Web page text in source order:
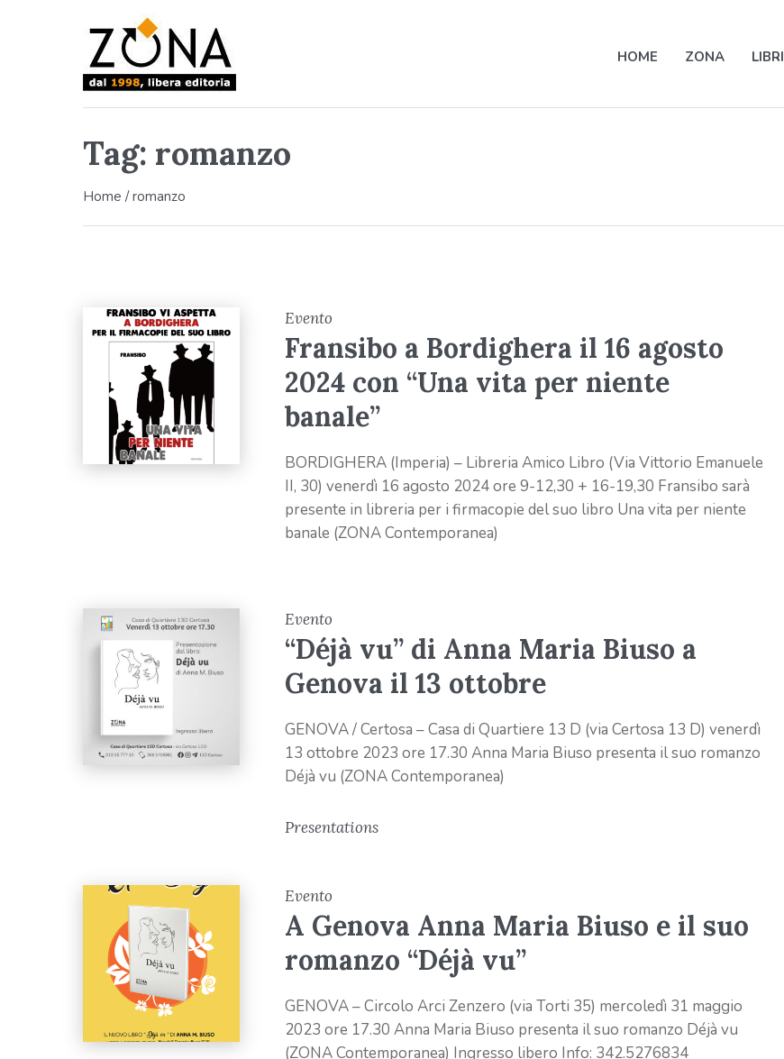
HOME ZONA LIBRI
Tag: romanzo
Home /romanzo
Evento
Fransibo a Bordighera il 16 agosto
2024 con “Una vita per niente
banale”
BORDIGHERA (Imperia) – Libreria Amico Libro (Via Vittorio Emanuele
II, 30) venerdì 16 agosto 2024 ore 9-12,30 + 16-19,30 Fransibo sarà
presente in libreria per i firmacopie del suo libro Una vita per niente
banale (ZONA Contemporanea)
Evento
“Déjà vu” di Anna Maria Biuso a
Genova il 13 ottobre
GENOVA / Certosa – Casa di Quartiere 13 D (via Certosa 13 D) venerdì
13 ottobre 2023 ore 17.30 Anna Maria Biuso presenta il suo romanzo
Déjà vu (ZONA Contemporanea)
Presentations
Evento
A Genova Anna Maria Biuso e il suo
romanzo “Déjà vu”
GENOVA – Circolo Arci Zenzero (via Torti 35) mercoledì 31 maggio
2023 ore 17.30 Anna Maria Biuso presenta il suo romanzo Déjà vu
(ZONA Contemporanea) Ingresso libero Info: 342.5276834